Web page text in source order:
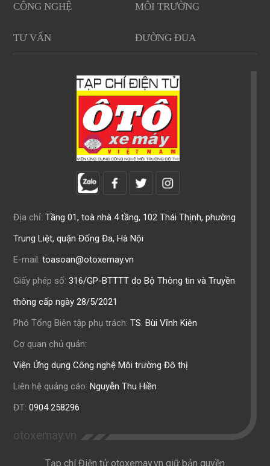
CÔNG NGHỆ MÔI TRƯỜNG
TƯ VẤN ĐƯỜNG ĐUA
Địa chỉ: Tầng 01, toà nhà 4 tầng, 102 Thái Thịnh, phường
Trung Liệt, quận Đống Đa, Hà Nội
E-mail: toasoan@otoxemay.vn
Giấy phép số: 316/GP-BTTTT do Bộ Thông tin và Truyền
thông cấp ngày 28/5/2021
Phó Tổng Biên tập phụ trách: TS. Bùi Vĩnh Kiên
Cơ quan chủ quản:
Viện Ứng dụng Công nghệ Môi trường Đô thị
Liên hệ quảng cáo: Nguyễn Thu Hiền
ĐT: 0904 258296
otoxemay.vn
Tạp chí Điện tử otoxemay.vn giữ bản quyền